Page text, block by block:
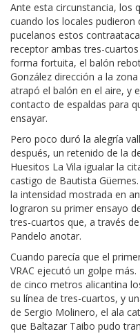
Ante esta circunstancia, los
cuando los locales pudieron
pucelanos estos
receptor ambas tres-
forma fortuita, el balón
González dirección a la
atrapó el balón en el aire, y
contacto de espaldas para
ensayar.
Pero poco duró la alegría
después, un retenido de la
Huesitos La Vila igualar la
castigo de Bautista
la intensidad mostrada en
lograron su primer ensayo
tres-cuartos que, a través
Pandelo anotar.
Cuando parecía que el
VRAC ejecutó un golpe
de cinco metros alicantina
su línea de tres-cuartos, y
de Sergio Molinero, el ala
que Baltazar Taibo pudo